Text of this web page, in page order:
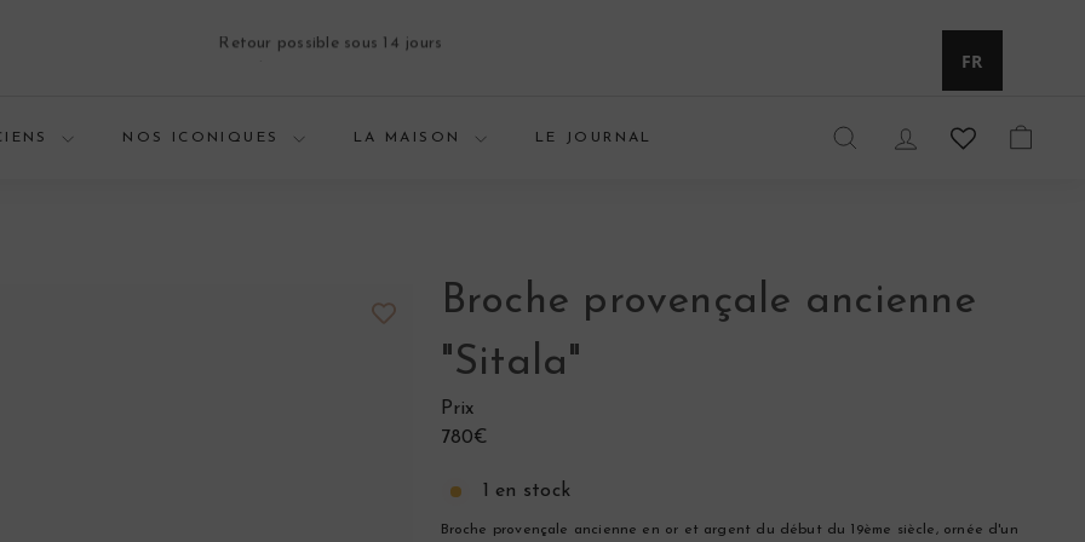
Livraison sécurisée
FR
NOS ICONIQUES LA MAISON LE JOURNAL
RECHERCHERCOMPTE
Broche provençale ancienne
"Sitala"
Prix
Prix
780€
1 en stock
Broche provençale ancienne en or et argent du début du 19ème siècle, ornée d'un